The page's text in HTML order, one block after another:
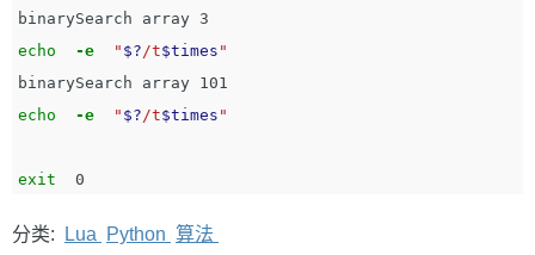
echo
-e " $?/t$times "
echo
-e " $?/t$times "
exit
分类: Lua Python 算法